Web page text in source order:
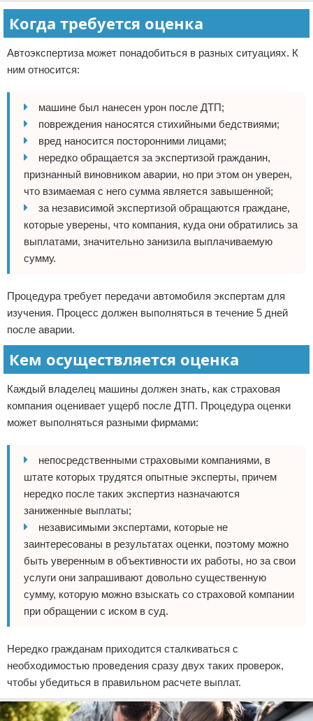
Когда требуется оценка
Автоэкспертиза может понадобиться в разных ситуациях. К
ним относится:
машине был нанесен урон после ДТП;
повреждения наносятся стихийными бедствиями;
вред наносится посторонними лицами;
нередко обращается за экспертизой гражданин,
признанный виновником аварии, но при этом он уверен,
что взимаемая с него сумма является завышенной;
за независимой экспертизой обращаются граждане,
которые уверены, что компания, куда они обратились за
выплатами, значительно занизила выплачиваемую
сумму.
Процедура требует передачи автомобиля экспертам для
изучения. Процесс должен выполняться в течение 5 дней
после аварии.
Кем осуществляется оценка
Каждый владелец машины должен знать, как страховая
компания оценивает ущерб после ДТП. Процедура оценки
может выполняться разными фирмами:
непосредственными страховыми компаниями, в
штате которых трудятся опытные эксперты, причем
нередко после таких экспертиз назначаются
заниженные выплаты;
независимыми экспертами, которые не
заинтересованы в результатах оценки, поэтому можно
быть уверенным в объективности их работы, но за свои
услуги они запрашивают довольно существенную
сумму, которую можно взыскать со страховой компании
при обращении с иском в суд.
Нередко гражданам приходится сталкиваться с
необходимостью проведения сразу двух таких проверок,
чтобы убедиться в правильном расчете выплат.